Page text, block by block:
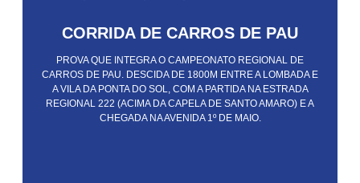
CORRIDA DE CARROS DE PAU
PROVA QUE INTEGRA O CAMPEONATO REGIONAL DE
CARROS DE PAU. DESCIDA DE 1800M ENTRE A LOMBADA E
A VILA DA PONTA DO SOL, COM A PARTIDA NA ESTRADA
REGIONAL 222 (ACIMA DA CAPELA DE SANTO AMARO) E A
CHEGADA NA AVENIDA 1º DE MAIO.